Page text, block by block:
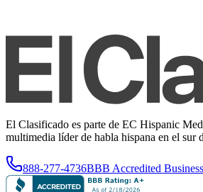
El Clasificado es parte de EC Hispanic
multimedia líder de habla hispana en el sur
888-277-4736BBB Accredited Business